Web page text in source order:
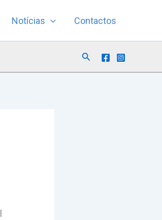
Notícias Contactos
Search